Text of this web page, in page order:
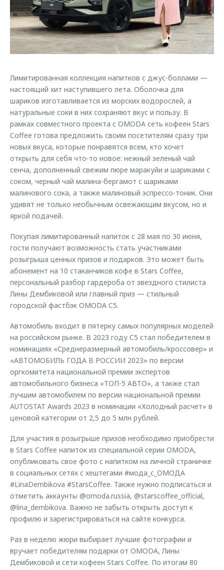
Страхование
Кредитный калькулятор
Аксессуары
Оригинальные аксессуары
Запчасти
Трейд-ин
Калькулятор трейд-ин
Руководства по эксплуатации
Клиентская поддержка
O&J Автоклуб
Приложение O&J
Аксессуары
Одежда и сувениры
Оригинальные аксессуары
Запчасти
Обратная связь
Лимитированная коллекция напитков с джус-боллами —
настоящий хит наступившего лета. Оболочка для
шариков изготавливается из морских водорослей, а
натуральные соки в них сохраняют вкус и пользу. В
рамках совместного проекта с OMODA сеть кофеен Stars
Coffee готова предложить своим посетителям сразу три
новых вкуса, которые понравятся всем, кто хочет
открыть для себя что-то новое: нежный зеленый чай
сенча, дополненный свежим пюре маракуйи и шариками с
соком, черный чай малина-бергамот с шариками
малинового сока, а также малиновый эспрессо-тоник. Они
удивят не только необычным освежающим вкусом, но и
яркой подачей.
Покупая лимитированный напиток с 28 мая по 30 июня,
гости получают возможность стать участниками
розыгрыша ценных призов и подарков. Это может быть
абонемент на 10 стаканчиков кофе в Stars Coffee,
персональный разбор гардероба от звездного стилиста
Лины Дембиковой или главный приз — стильный
городской фастбэк OMODA C5.
Автомобиль входит в пятерку самых популярных моделей
на российском рынке. В 2023 году C5 стал победителем в
номинациях «Среднеразмерный автомобиль/кроссовер» и
«АВТОМОБИЛЬ ГОДА В РОССИИ 2023» по версии
оргкомитета национальной премии экспертов
автомобильного бизнеса «ТОП-5 АВТО», а также стал
лучшим автомобилем по версии национальной премии
AUTOSTAT Awards 2023 в номинации «Холодный расчет» в
ценовой категории от 2,5 до 5 млн рублей.
Для участия в розыгрыше призов необходимо приобрести
в Stars Coffee напиток из специальной серии OMODA,
опубликовать свое фото с напитком на личной страничке
в социальных сетях с хештегами #мода_с_ОМОДА
#LinaDembikova #StarsCoffee. Также нужно подписаться и
отметить аккаунты @omoda.russia, @starscoffee_official,
@lina_dembikova. Важно не забыть открыть доступ к
профилю и зарегистрироваться на сайте конкурса.
Раз в неделю жюри выбирает лучшие фотографии и
вручает победителям подарки от OMODA, Лины
Дембиковой и сети кофеен Stars Coffee. По итогам 80